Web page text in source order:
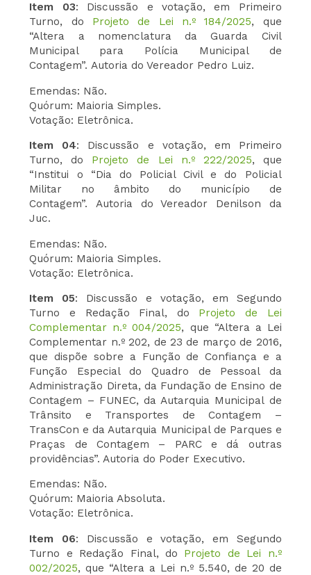
Item 03: Discussão e votação, em Primeiro
Turno, do Projeto de Lei n.º 184/2025, que
“Altera a nomenclatura da Guarda Civil
Municipal para Polícia Municipal de
Contagem”. Autoria do Vereador Pedro Luiz.
Emendas: Não.
Quórum: Maioria Simples.
Votação: Eletrônica.
Item 04: Discussão e votação, em Primeiro
Turno, do Projeto de Lei n.º 222/2025, que
“Institui o “Dia do Policial Civil e do Policial
Militar no âmbito do município de
Contagem”. Autoria do Vereador Denilson da
Juc.
Emendas: Não.
Quórum: Maioria Simples.
Votação: Eletrônica.
Item 05: Discussão e votação, em Segundo
Turno e Redação Final, do Projeto de Lei
Complementar n.º 004/2025, que “Altera a Lei
Complementar n.º 202, de 23 de março de 2016,
que dispõe sobre a Função de Confiança e a
Função Especial do Quadro de Pessoal da
Administração Direta, da Fundação de Ensino de
Contagem – FUNEC, da Autarquia Municipal de
Trânsito e Transportes de Contagem –
TransCon e da Autarquia Municipal de Parques e
Praças de Contagem – PARC e dá outras
providências”. Autoria do Poder Executivo.
Emendas: Não.
Quórum: Maioria Absoluta.
Votação: Eletrônica.
Item 06: Discussão e votação, em Segundo
Turno e Redação Final, do Projeto de Lei n.º
002/2025, que “Altera a Lei n.º 5.540, de 20 de